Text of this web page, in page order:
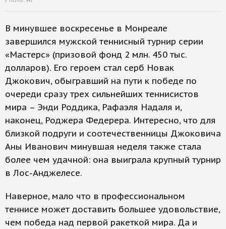
В минувшее воскресенье в Монреале
завершился мужской теннисный турнир серии
«Мастерс» (призовой фонд 2 млн. 450 тыс.
долларов). Его героем стал серб Новак
Джокович, обыгравший на пути к победе по
очереди сразу трех сильнейших теннисистов
мира – Энди Роддика, Рафаэля Надаля и,
наконец, Роджера Федерера. Интересно, что для
близкой подруги и соотечественницы Джоковича
Аны Иванович минувшая неделя также стала
более чем удачной: она выиграла крупный турнир
в Лос-Анджелесе.
Наверное, мало что в профессиональном
теннисе может доставить большее удовольствие,
чем победа над первой ракеткой мира. Да и